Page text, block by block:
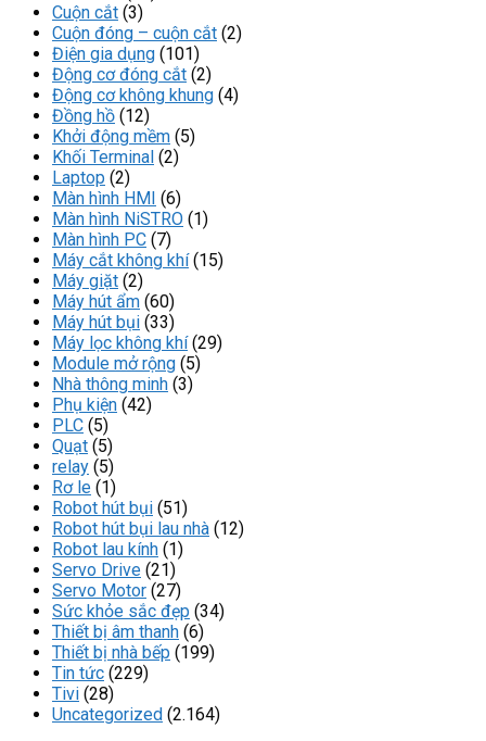
Cuộn cắt (3)
Cuộn đóng – cuộn cắt (2)
Điện gia dụng (101)
Động cơ đóng cắt (2)
Động cơ không khung (4)
Đồng hồ (12)
Khởi động mềm (5)
Khối Terminal (2)
Laptop (2)
Màn hình HMI (6)
Màn hình NiSTRO (1)
Màn hình PC (7)
Máy cắt không khí(15)
Máy giặt (2)
Máy hút ẩm (60)
Máy hút bụi (33)
Máy lọc không khí(29)
Module mở rộng (5)
Nhà thông minh (3)
Phụ kiện (42)
PLC (5)
Quạt (5)
relay (5)
Rơ le (1)
Robot hút bụi (51)
Robot hút bụi lau nhà (12)
Robot lau kính (1)
Servo Drive (21)
Servo Motor (27)
Sức khỏe sắc đẹp (34)
Thiết bị âm thanh (6)
Thiết bị nhà bếp (199)
Tin tức (229)
Tivi (28)
Uncategorized (2.164)